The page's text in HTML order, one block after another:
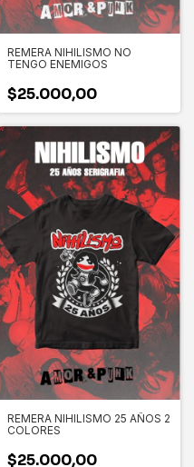
REMERA NIHILISMO NO
TENGO ENEMIGOS
$25.000,00
REMERA NIHILISMO 25 AÑOS 2
COLORES
$25.000,00